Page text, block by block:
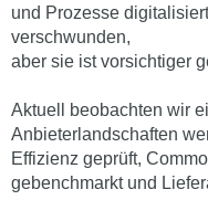
und Prozesse
verschwunden,
aber sie ist vorsichtiger
Aktuell beobachten wir
Anbieterlandschaften
Effizienz geprüft,
gebenchmarkt und